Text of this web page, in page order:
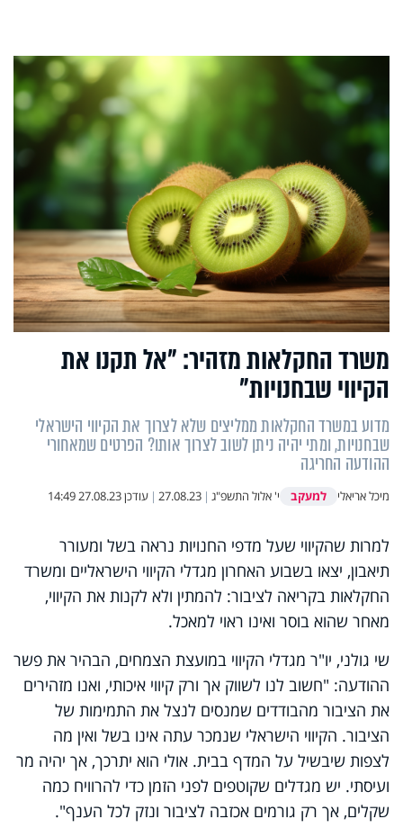
משרד החקלאות מזהיר: "אל תקנו את
הקיווי שבחנויות"
מדוע במשרד החקלאות ממליצים שלא לצרוך את הקיווי הישראלי
שבחנויות, ומתי יהיה ניתן לשוב לצרוך אותו? הפרטים שמאחורי
ההודעה החריגה
מיכל אריאלי למעקב י' אלול התשפ"ג |
27.08.23
| עודכן27.08.23 14:49
למרות שהקיווי שעל מדפי החנויות נראה בשל ומעורר
תיאבון, יצאו בשבוע האחרון מגדלי הקיווי הישראליים ומשרד
החקלאות בקריאה לציבור: להמתין ולא לקנות את הקיווי,
מאחר שהוא בוסר ואינו ראוי למאכל.
שי גולני, יו"ר מגדלי הקיווי במועצת הצמחים, הבהיר את פשר
ההודעה: "חשוב לנו לשווק אך ורק קיווי איכותי, ואנו מזהירים
את הציבור מהבודדים שמנסים לנצל את התמימות של
הציבור. הקיווי הישראלי שנמכר עתה אינו בשל ואין מה
לצפות שיבשיל על המדף בבית. אולי הוא יתרכך, אך יהיה מר
ועיסתי. יש מגדלים שקוטפים לפני הזמן כדי להרוויח כמה
שקלים, אך רק גורמים אכזבה לציבור ונזק לכל הענף".